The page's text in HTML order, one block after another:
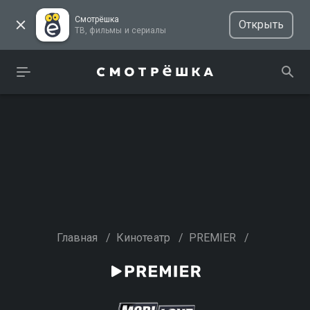
Смотрёшка
ТВ, фильмы и сериалы
Открыть
Главная / Кинотеатр / PREMIER /